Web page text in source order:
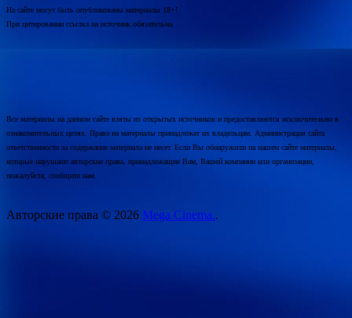
На сайте могут быть опубликованы материалы 18+!
При цитировании ссылка на источник обязательна.
Все материалы на данном сайте взяты из открытых источников и предоставляются исключительно в
ознакомительных целях. Права на материалы принадлежат их владельцам. Администрация сайта
ответственности за содержание материала не несет. Если Вы обнаружили на нашем сайте материалы,
которые нарушают авторские права, принадлежащие Вам, Вашей компании или организации,
пожалуйста, сообщите нам.
Авторские права © 2026 Mega Cinema..